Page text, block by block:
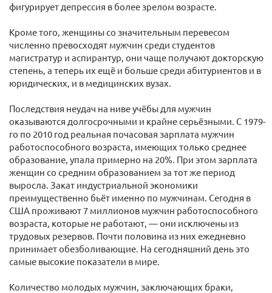
фигурирует депрессия в более зрелом возрасте.
Кроме того, женщины со значительным перевесом
численно превосходят мужчин среди студентов
магистратур и аспирантур, они чаще получают докторскую
степень, а теперь их ещё и больше среди абитуриентов и в
юридических, и в медицинских вузах.
Последствия неудач на ниве учёбы для мужчин
оказываются долгосрочными и крайне серьёзными. С 1979-
го по 2010 год реальная почасовая зарплата мужчин
работоспособного возраста, имеющих только среднее
образование, упала примерно на 20%. При этом зарплата
женщин со средним образованием за тот же период
выросла. Закат индустриальной экономики
преимущественно бьёт именно по мужчинам. Сегодня в
США проживают 7 миллионов мужчин работоспособного
возраста, которые не работают, — они исключены из
трудовых резервов. Почти половина из них ежедневно
принимает обезболивающие. На сегодняшний день это
самые высокие показатели в мире.
Количество молодых мужчин, заключающих браки,